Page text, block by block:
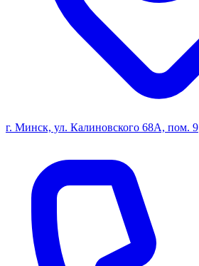
г. Минск, ул. Калиновского 68А, пом. 9